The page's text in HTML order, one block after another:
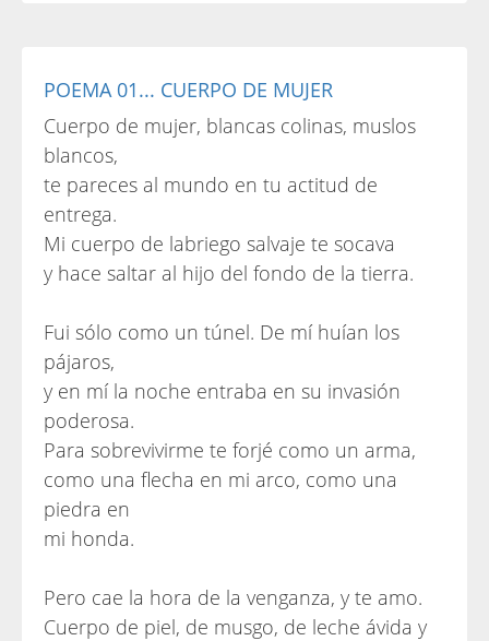
POEMA 01... CUERPO DE MUJER
Cuerpo de mujer, blancas colinas, muslos
blancos,
te pareces al mundo en tu actitud de
entrega.
Mi cuerpo de labriego salvaje te socava
y hace saltar al hijo del fondo de la tierra.
Fui sólo como un túnel. De mí huían los
pájaros,
y en mí la noche entraba en su invasión
poderosa.
Para sobrevivirme te forjé como un arma,
como una flecha en mi arco, como una
piedra en
mi honda.
Pero cae la hora de la venganza, y te amo.
Cuerpo de piel, de musgo, de leche ávida y